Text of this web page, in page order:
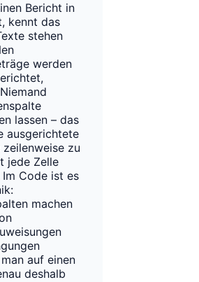
Bericht in
kennt das
stehen
werden
lassen – das
ausgerichtete
zu
jede Zelle
Code ist es
machen
auf einen
deshalb